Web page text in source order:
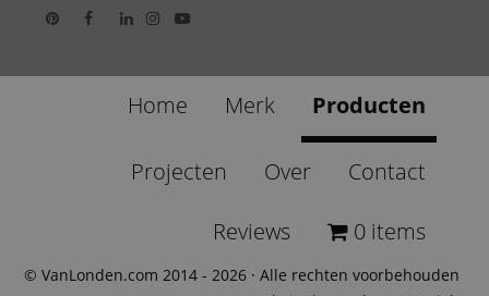
Home Merk Producten
Projecten Over Contact
Reviews 0 items
© VanLonden.com 2014 - 2026 · Alle rechten voorbehouden